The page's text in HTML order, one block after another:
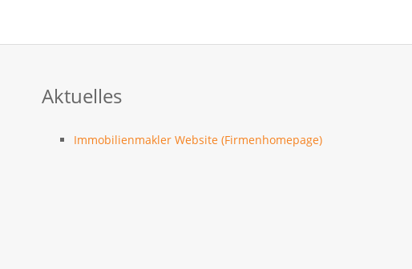
Aktuelles
Immobilienmakler Website (Firmenhomepage)